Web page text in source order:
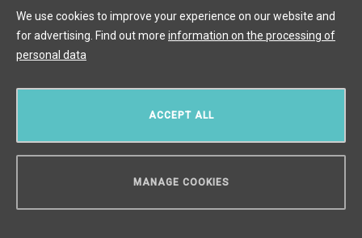
Luxusní byt na prodej 110m2-Praha
6
ACCEPT ALL
MANAGE COOKIES
We use cookies to improve your experience on our website and
for advertising. Find out more information on the processing of
personal data